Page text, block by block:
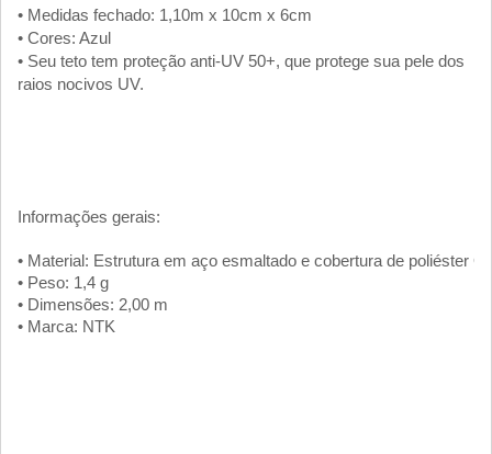
• Medidas fechado: 1,10m x 10cm x 6cm
• Cores: Azul
• Seu teto tem proteção anti-UV 50+, que protege sua pele dos
raios nocivos UV.
Informações gerais:
• Material: Estrutura em aço esmaltado e cobertura de poliéster
• Peso: 1,4 g
• Dimensões: 2,00 m
• Marca: NTK